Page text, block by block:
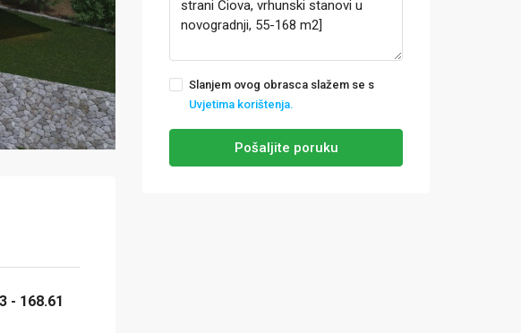
- 168.61
Slanjem ovog obrasca slažem se s
Uvjetima korištenja.
Pošaljite poruku